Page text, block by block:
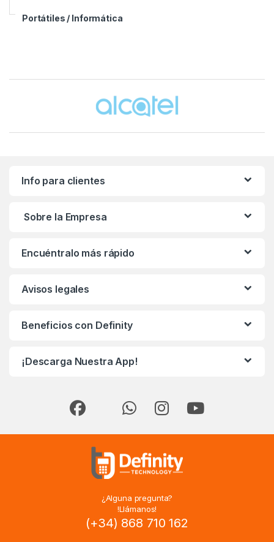
Portátiles / Informática
Brands Carousel
Info para clientes
Sobre la Empresa
Encuéntralo más rápido
Avisos legales
Beneficios con Definity
¡Descarga Nuestra App!
¿Alguna pregunta?
!Llámanos!
(+34) 868 710 162